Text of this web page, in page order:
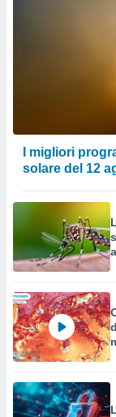
I migliori
solare del 12